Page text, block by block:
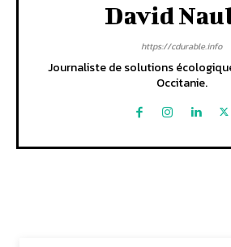
David
https://cdurable.info
Journaliste de solutions
Occitanie.